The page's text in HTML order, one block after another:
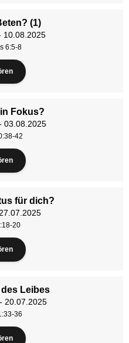
(1)
10.08.2025
6:5-8
Fokus?
03.08.2025
42
für dich?
20
Leibes
20.07.2025
36